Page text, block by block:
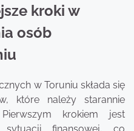
kroki w
osób
w Toruniu składa się
które należy starannie
krokiem jest
sytuacji finansowej, co